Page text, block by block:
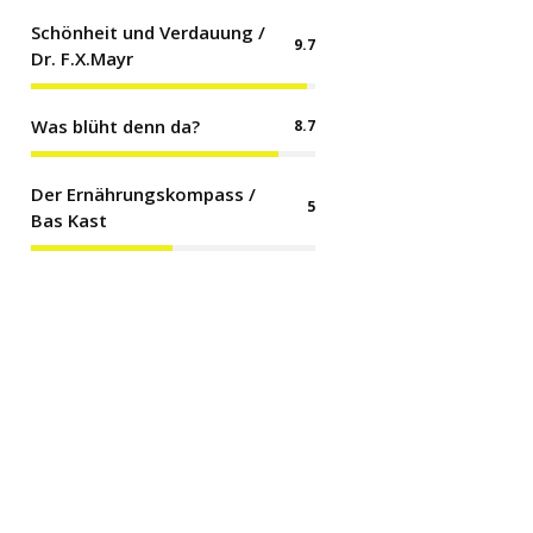
Schönheit und Verdauung /
Dr. F.X.Mayr
9.7
Was blüht denn da? 8.7
Der Ernährungskompass /
Bas Kast
5